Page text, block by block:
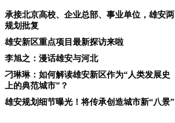
承接北京高校、企业总部、事业单位，雄安两
规划批复
雄安新区重点项目最新探访来啦
李旭之：漫话雄安与河北
刁琳琳：如何解读雄安新区作为“人类发展史
上的典范城市”？
雄安规划细节曝光！将传承创造城市新“八景”